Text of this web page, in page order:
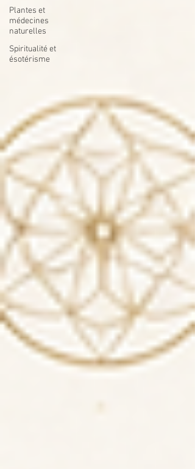
Plantes et
médecines
naturelles
Spiritualité et
ésotérisme